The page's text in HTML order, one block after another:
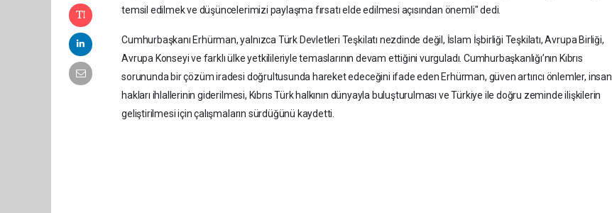
temsil edilmek ve düşüncelerimizi paylaşma fırsatı elde edilmesi açısından önemli" dedi.
Cumhurbaşkanı Erhürman, yalnızca Türk Devletleri Teşkilatı nezdinde değil, İslam İşbirliği Teşkilatı, Avrupa Birliği,
Avrupa Konseyi ve farklı ülke yetkilileriyle temaslarının devam ettiğini vurguladı. Cumhurbaşkanlığı’nın Kıbrıs
sorununda bir çözüm iradesi doğrultusunda hareket edeceğini ifade eden Erhürman, güven artırıcı önlemler, insan
hakları ihlallerinin giderilmesi, Kıbrıs Türk halkının dünyayla buluşturulması ve Türkiye ile doğru zeminde ilişkilerin
geliştirilmesi için çalışmaların sürdüğünü kaydetti.